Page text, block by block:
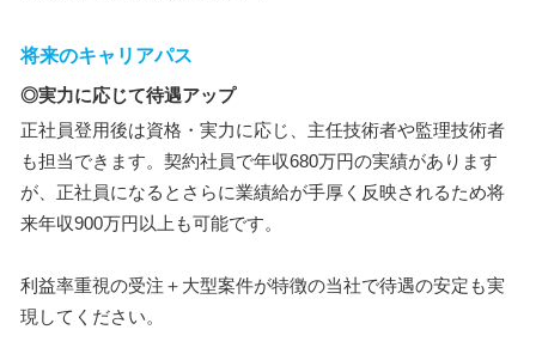
将来のキャリアパス
◎実力に応じて待遇アップ
正社員登用後は資格・実力に応じ、主任技術者や監理技術者
も担当できます。契約社員で年収680万円の実績があります
が、正社員になるとさらに業績給が手厚く反映されるため将
来年収900万円以上も可能です。
利益率重視の受注＋大型案件が特徴の当社で待遇の安定も実
現してください。